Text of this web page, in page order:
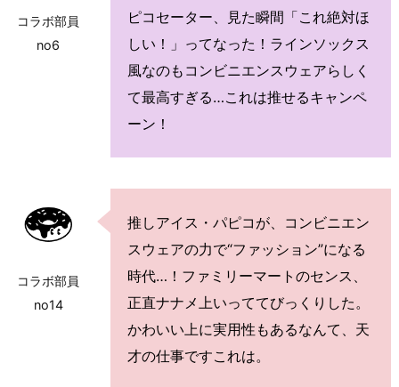
コラボ部員
no6
ピコセーター、見た瞬間「これ絶対ほ
しい！」ってなった！ラインソックス
風なのもコンビニエンスウェアらしく
て最高すぎる…これは推せるキャンペ
ーン！
コラボ部員
no14
推しアイス・パピコが、コンビニエン
スウェアの力で“ファッション”になる
時代…！ファミリーマートのセンス、
正直ナナメ上いっててびっくりした。
かわいい上に実用性もあるなんて、天
才の仕事ですこれは。